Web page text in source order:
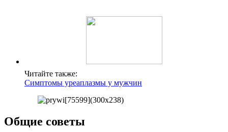
Читайте также:
Симптомы уреаплазмы у мужчин
Общие советы